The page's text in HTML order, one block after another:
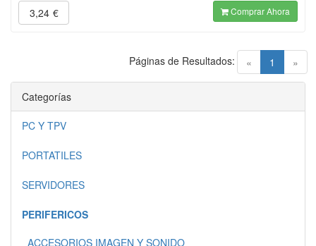
3,24 € Comprar Ahora
« 1 (current)
»
Páginas de Resultados:
Categorías
PC Y TPV
PORTATILES
SERVIDORES
PERIFERICOS
ACCESORIOS IMAGEN Y SONIDO